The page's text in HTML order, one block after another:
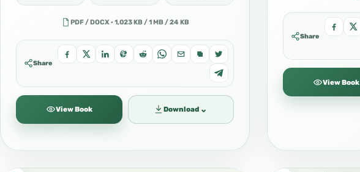
PDF / DOCX · 1,023 KB / 1 MB / 24 KB
Share
View Book Download ⌄
Share
View Book